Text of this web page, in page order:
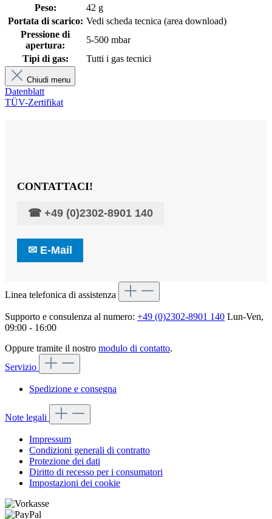
Peso:
42 g
Portata di scarico: Vedi scheda tecnica (area download)
Pressione di
apertura:
5-500 mbar
Tipi di gas:
Tutti i gas tecnici
Chiudi menu
Datenblatt
TÜV-Zertifikat
CONTATTACI!
☎ +49 (0)2302-8901 140
✉ E-Mail
Linea telefonica di assistenza
Supporto e consulenza al numero: +49 (0)2302-8901 140 Lun-Ven,
09:00 - 16:00
Oppure tramite il nostro modulo di contatto.
Servizio
Spedizione e consegna
Note legali
Impressum
Condizioni generali di contratto
Protezione dei dati
Diritto di recesso per i consumatori
Impostazioni dei cookie